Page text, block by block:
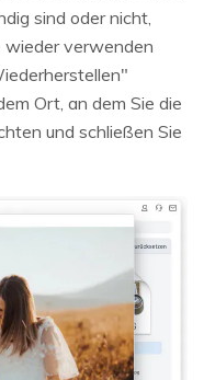
sind oder nicht,
wieder verwenden
Ort, an dem Sie die
und schließen Sie